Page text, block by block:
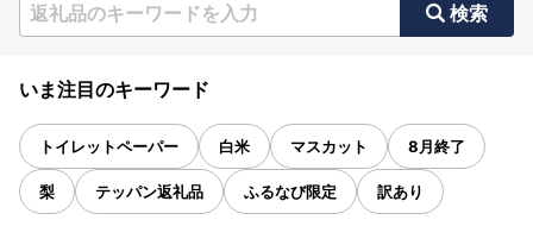
検索
いま注目のキーワード
トイレットペーパー 白米 マスカット 8月終了
梨 テッパン返礼品 ふるなび限定 訳あり